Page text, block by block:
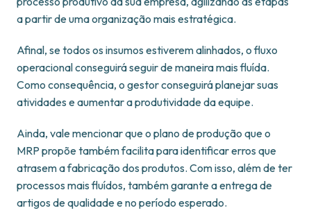
a partir de uma organização mais estratégica.
Afinal, se todos os insumos estiverem alinhados, o fluxo
operacional conseguirá seguir de maneira mais fluída.
Como consequência, o gestor conseguirá planejar suas
atividades e aumentar a produtividade da equipe.
Ainda, vale mencionar que o plano de produção que o
MRP propõe também facilita para identificar erros que
atrasem a fabricação dos produtos. Com isso, além de ter
processos mais fluídos, também garante a entrega de
artigos de qualidade e no período esperado.